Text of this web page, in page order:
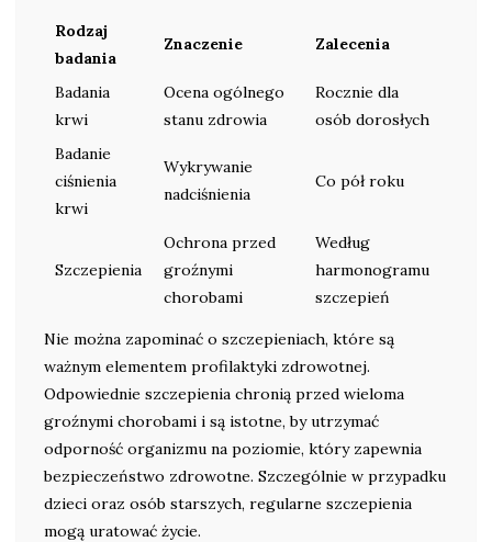
Rodzaj
badania
Znaczenie Zalecenia
Badania
krwi
Ocena ogólnego
stanu zdrowia
Rocznie dla
osób dorosłych
Badanie
ciśnienia
krwi
Wykrywanie
nadciśnienia
Co pół roku
Szczepienia
Ochrona przed
groźnymi
chorobami
Według
harmonogramu
szczepień
Nie można zapominać o szczepieniach, które są
ważnym elementem profilaktyki zdrowotnej.
Odpowiednie szczepienia chronią przed wieloma
groźnymi chorobami i są istotne, by utrzymać
odporność organizmu na poziomie, który zapewnia
bezpieczeństwo zdrowotne. Szczególnie w przypadku
dzieci oraz osób starszych, regularne szczepienia
mogą uratować życie.